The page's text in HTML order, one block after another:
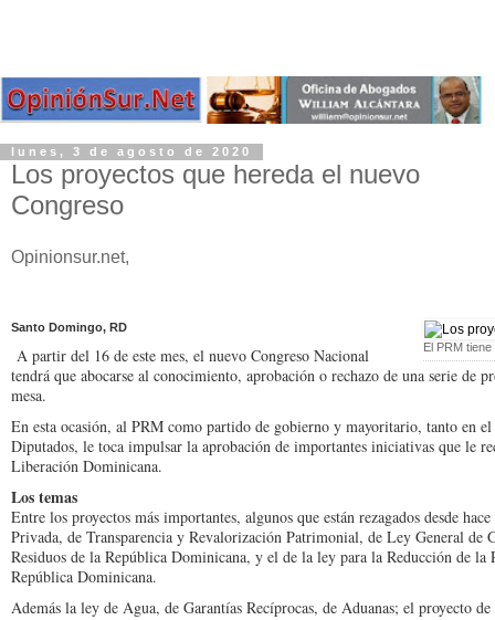
lunes, 3 de agosto de 2020
Los proyectos que hereda el nuevo
Congreso
Opinionsur.net,
El PRM
Santo Domingo, RD
A partir del 16 de este mes, el nuevo Congreso Nacional
tendrá que abocarse al cono­cimiento, aprobación o recha­zo de una serie de
mesa.
En esta ocasión, al PRM como partido de gobierno y mayoritario, tanto en el
Diputados, le toca impulsar la aprobación de importantes iniciativas que le
Libera­ción Dominicana.
Los temas
Entre los proyectos más im­portantes, algunos que es­tán rezagados desde
Privada, de Transparencia y Revalori­zación Patrimonial, de Ley General de
Re­siduos de la República Do­minicana, y el de la ley para la Reducción de
República Dominica­na.
Además la ley de Agua, de Garantías Recíprocas, de Aduanas; el proyecto